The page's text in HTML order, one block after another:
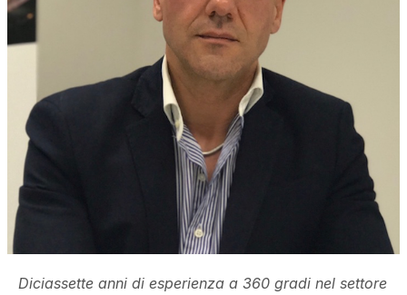
Diciassette anni di esperienza a 360 gradi nel settore